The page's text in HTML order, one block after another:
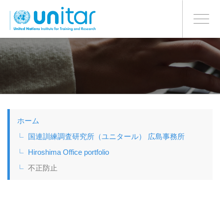
イ
ン
テ
Toggle
日本語BONN OFFICE
ホーム
国連訓練調査研究所（ユニタール） 広島事務所
Hiroshima Office portfolio
不正防止